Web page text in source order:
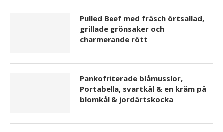
Pulled Beef med fräsch örtsallad,
grillade grönsaker och
charmerande rött
Pankofriterade blåmusslor,
Portabella, svartkål & en kräm på
blomkål & jordärtskocka